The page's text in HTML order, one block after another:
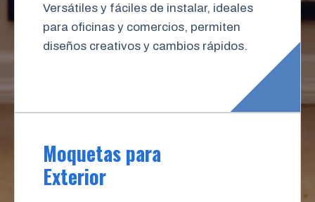
Versátiles y fáciles de instalar, ideales
para oficinas y comercios, permiten
diseños creativos y cambios rápidos.
Moquetas para
Exterior